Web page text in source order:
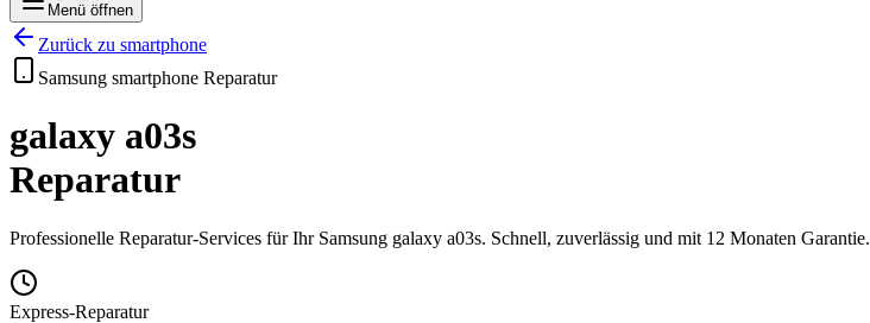
Menü öffnen
Zurück zu smartphone
Samsung smartphone Reparatur
galaxy a03s
Reparatur
Professionelle Reparatur-Services für Ihr Samsung galaxy a03s. Schnell, zuverlässig und mit 12 Monaten Garantie.
Express-Reparatur